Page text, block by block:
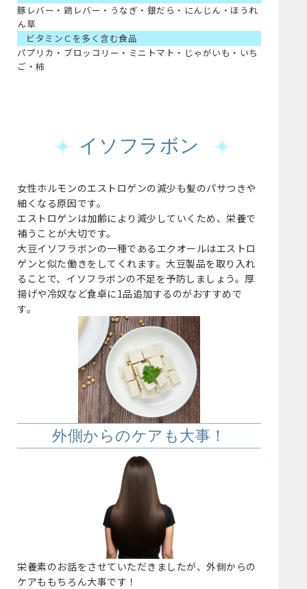
豚レバー・鶏レバー・うなぎ・銀だら・にんじん・ほうれ
ん草
ビタミンＣを多く含む食品
パプリカ・ブロッコリー・ミニトマト・じゃがいも・いち
ご・柿
イソフラボン
女性ホルモンのエストロゲンの減少も髪のパサつきや
細くなる原因です。
エストロゲンは加齢により減少していくため、栄養で
補うことが大切です。
大豆イソフラボンの一種であるエクオールはエストロ
ゲンと似た働きをしてくれます。大豆製品を取り入れ
ることで、イソフラボンの不足を予防しましょう。厚
揚げや冷奴など食卓に1品追加するのがおすすめで
す。
外側からのケアも大事！
栄養素のお話をさせていただきましたが、外側からの
ケアももちろん大事です！